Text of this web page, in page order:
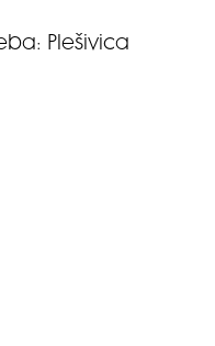
Plešivica